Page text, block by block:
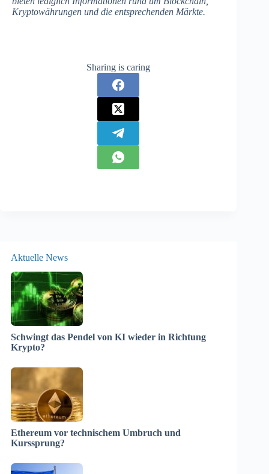
Kryptowährungen und die entsprechenden Märkte.
Sharing is caring
Aktuelle News
Schwingt das Pendel von KI wieder in Richtung
Krypto?
Ethereum vor technischem Umbruch und
Kurssprung?